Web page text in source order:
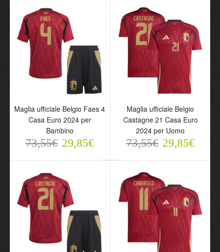
Maglia ufficiale Belgio
Theate 3 Casa Euro 2024
per Bambino
73,55€ 29,85€
Maglia ufficiale Belgio
Faes 4 Casa Euro 2024
per Uomo
73,55€ 29,85€
Maglia ufficiale Belgio
Faes 4 Casa Euro 2024
per Bambino
73,55€ 29,85€
Maglia ufficiale Belgio
Castagne 21 Casa Euro
2024 per Uomo
73,55€ 29,85€
Maglia ufficiale Belgio Faes 4
Casa Euro 2024 per
Bambino
73,55€ 29,85€
Maglia ufficiale Belgio
Castagne 21 Casa Euro
2024 per Uomo
73,55€ 29,85€